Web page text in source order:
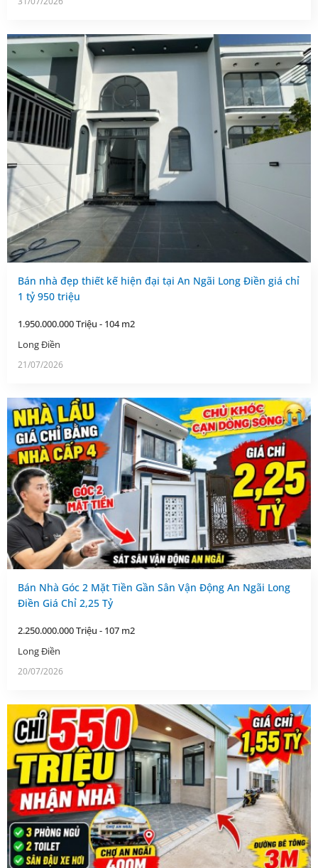
Bán nhà đẹp thiết kế hiện đại tại An Ngãi Long Điền giá chỉ
1 tỷ 950 triệu
1.950.000.000 Triệu - 104 m2
Long Điền
21/07/2026
Bán Nhà Góc 2 Mặt Tiền Gần Sân Vận Động An Ngãi Long
Điền Giá Chỉ 2,25 Tỷ
2.250.000.000 Triệu - 107 m2
Long Điền
20/07/2026